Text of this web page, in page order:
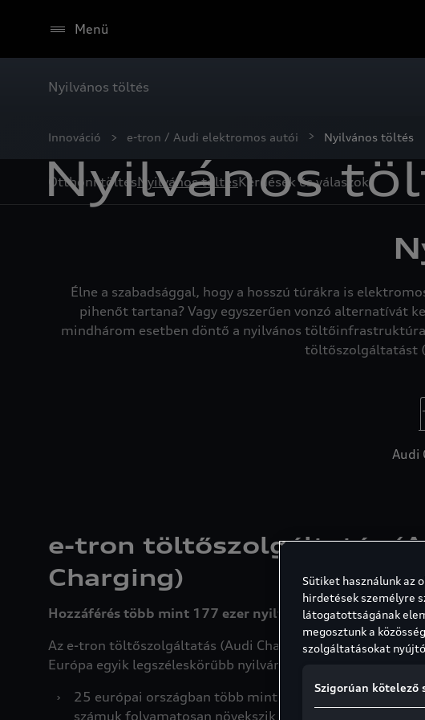
Menü
Nyilvános töltés
Nyilvános
Innováció e-tron / Audi elektromos autói Nyilvános töltés
Otthoni töltésNyilvános töltésKérdések és válaszok
Élne a szabadsággal, hogy a hosszú túrákra is
pihenőt tartana? Vagy egyszerűen vonzó alternatívát
mindhárom esetben döntő a nyilvános
töltőszolgáltatást
Audi
e-tron töltőszolgáltatás
Charging)
Hozzáférés több mint 177 ezer nyilvános töltőponthoz
Az e-tron töltőszolgáltatás (Audi Charging) egységes
Európa egyik legszéleskörűbb nyilvános töltőhálózatához:
›
25 európai országban több mint 177 ezer nyilvános
számuk folyamatosan növekszik
Sütiket használunk az
hirdetések személyre
látogatottságának
megosztunk a
szolgáltatásokat
Szigorúan kötelező